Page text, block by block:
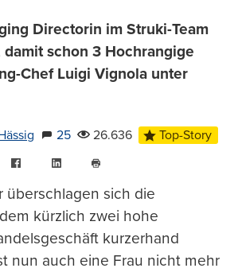
Directorin im Struki-Team
schon 3 Hochrangige
Chef Luigi Vignola unter
25 26.636
Top-Story
FacebookLinkedIn
drucken
überschlagen sich die
kürzlich zwei hohe
kurzerhand
nun auch eine Frau nicht mehr